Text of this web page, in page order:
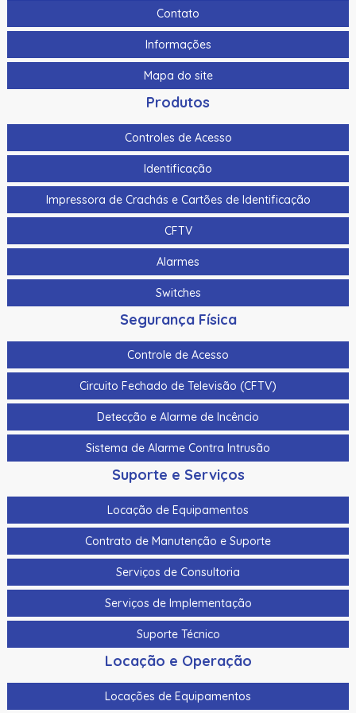
As-1153 | Assa Abloy | Botoeira Em Alumínio
Bat-7 | Assa Abloy | Bateria De Gel Selada
Botao De Panico Sem Fio Hikvision Ds-Pdeb1-Eg2-We(B)
Botao De Saida Quebra Vidro Hikvision Ds-K7Peb/Green
Botao Panico Para Termnais Mobile Hikvision Ds-1530Hmi
Botoeira/Botao De Saida Aco Inoxidavel Hikvision Ds-
Botoeira/Botao De Saida Sem Toque Aco Inoxidavel
Hikvision Ds-K7P04 86X50X34Mm
Bts400 | Assa Abloy | Botoeira Tipo “No Touch”
Cabo Para Cameras Mobile 2 Metros Hikvision Ds-
Mp2100-2
Cabo Para Cameras Mobile 4 Metros Hikvision Ds-
Cadastrador De Cartoes Hikvision Ds-K1F100-D8E Dupla
Frequencia 125Khz (Em) E 13,56Mhz (Mifare)
Cadastrador Impressao Digital Hikvision Ds-K1F820-F
Cartao De Memoria Hikvision Hs-Tf-H1I 32G
Cartao De Proximidade Rfid Hikvision Ds-K7M101-E0 Freq.
Em 125Khz Em Pvc
Cartao De Proximidade Rfid Hikvision Ds-Kem125 Em
125Khz
Cartao De Proximidade Rfid Hikvision Fm11Rf08-M1 Mifare
Cartao De Proximidade Rfid Hikvision Frequencia Dupla
Mifare 13,56Mhz E Em 125Khz Em Pvc
Contato
Informações
Mapa do site
Produtos
Controles de Acesso
Identificação
Impressora de Crachás e Cartões de Identificação
CFTV
Alarmes
Switches
Segurança Física
Controle de Acesso
Circuito Fechado de Televisão (CFTV)
Detecção e Alarme de Incêncio
Sistema de Alarme Contra Intrusão
Suporte e Serviços
Locação de Equipamentos
Contrato de Manutenção e Suporte
Serviços de Consultoria
Serviços de Implementação
Suporte Técnico
Locação e Operação
Locações de Equipamentos